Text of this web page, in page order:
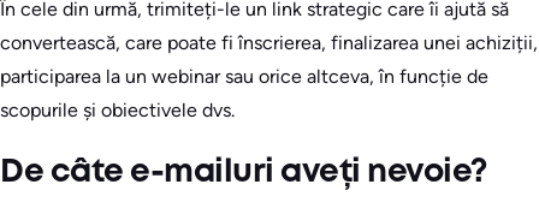
În cele din urmă, trimiteți-le un link strategic care îi ajută să
convertească, care poate fi înscrierea, finalizarea unei achiziții,
participarea la un webinar sau orice altceva, în funcție de
scopurile și obiectivele dvs.
De câte e-mailuri aveți nevoie?